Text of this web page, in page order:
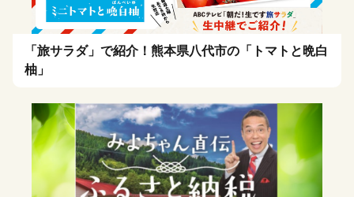
「旅サラダ」で紹介！熊本県八代市の「トマトと晩白
柚」